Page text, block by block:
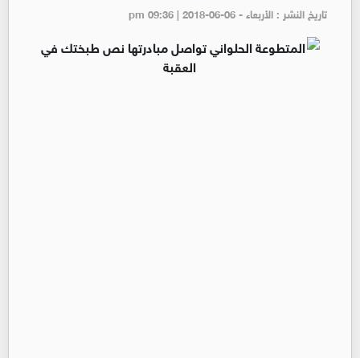
تاريخ النشر : الأربعاء - pm 09:36 | 2018-06-06